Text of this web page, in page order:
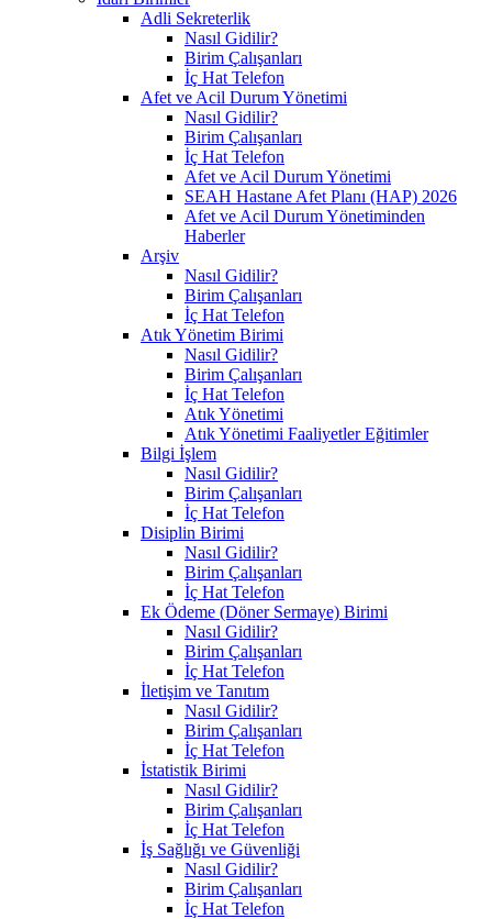
Adli Sekreterlik
Nasıl Gidilir?
Birim Çalışanları
İç Hat Telefon
Afet ve Acil Durum Yönetimi
Nasıl Gidilir?
Birim Çalışanları
İç Hat Telefon
Afet ve Acil Durum Yönetimi
SEAH Hastane Afet Planı (HAP) 2026
Afet ve Acil Durum Yönetiminden
Haberler
Arşiv
Nasıl Gidilir?
Birim Çalışanları
İç Hat Telefon
Atık Yönetim Birimi
Nasıl Gidilir?
Birim Çalışanları
İç Hat Telefon
Atık Yönetimi
Atık Yönetimi Faaliyetler Eğitimler
Bilgi İşlem
Nasıl Gidilir?
Birim Çalışanları
İç Hat Telefon
Disiplin Birimi
Nasıl Gidilir?
Birim Çalışanları
İç Hat Telefon
Ek Ödeme (Döner Sermaye) Birimi
Nasıl Gidilir?
Birim Çalışanları
İç Hat Telefon
İletişim ve Tanıtım
Nasıl Gidilir?
Birim Çalışanları
İç Hat Telefon
İstatistik Birimi
Nasıl Gidilir?
Birim Çalışanları
İç Hat Telefon
İş Sağlığı ve Güvenliği
Nasıl Gidilir?
Birim Çalışanları
İç Hat Telefon